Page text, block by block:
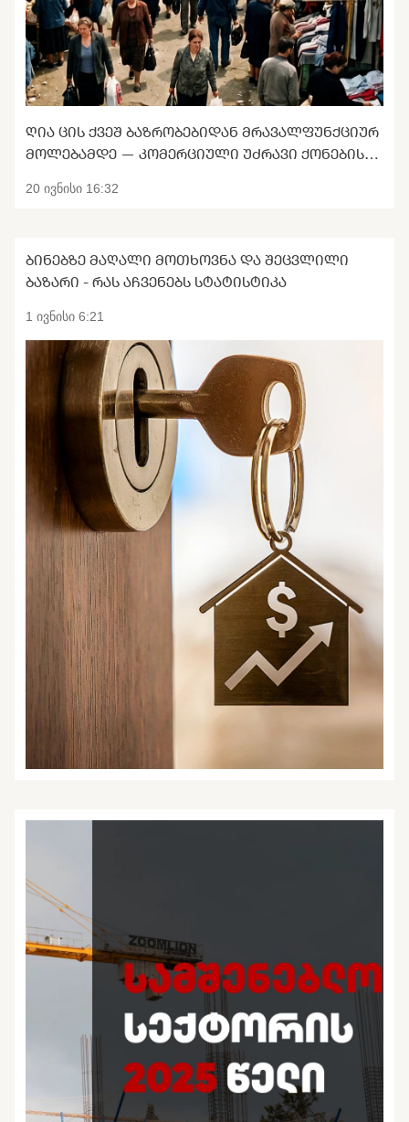
ᲦᲘᲐ ᲪᲘᲡ ᲥᲕᲔᲨ ᲑᲐᲖᲠᲝᲑᲔᲑᲘᲓᲐᲜ ᲛᲠᲐᲕᲐᲚᲤᲣᲜᲥᲪᲘᲣᲠ
ᲛᲝᲚᲔᲑᲐᲛᲓᲔ — ᲙᲝᲛᲔᲠᲪᲘᲣᲚᲘ ᲣᲫᲠᲐᲕᲘ ᲥᲝᲜᲔᲑᲘᲡ
20 ივნისი 16:32
ᲑᲘᲜᲔᲑᲖᲔ ᲛᲐᲦᲐᲚᲘ ᲛᲝᲗᲮᲝᲕᲜᲐ ᲓᲐ ᲨᲔᲪᲕᲚᲘᲚᲘ
ᲑᲐᲖᲐᲠᲘ - ᲠᲐᲡ ᲐᲩᲕᲔᲜᲔᲑᲡ ᲡᲢᲐᲢᲘᲡᲢᲘᲙᲐ
1 ივნისი 6:21